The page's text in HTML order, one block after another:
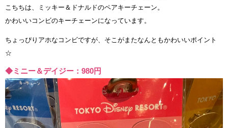
こちちは、ミッキー＆ドナルドのペアキーチェーン。
かわいいコンビのキーチェーンになっています。
ちょっぴりアホなコンビですが、そこがまたなんともかわいいポイント
☆
◆ミニー＆デイジー：980円